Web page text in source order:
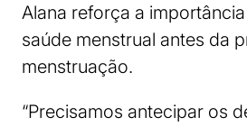
Alana reforça a
saúde menstrual antes da
menstruação.
“Precisamos antecipar os